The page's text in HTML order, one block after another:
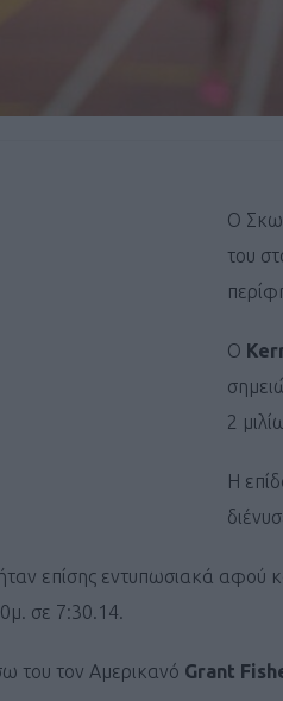
O
του
Ο
2
Η
επίσης εντυπωσιακά αφού
σε 7:30.14.
του τον Αμερικανό Grant